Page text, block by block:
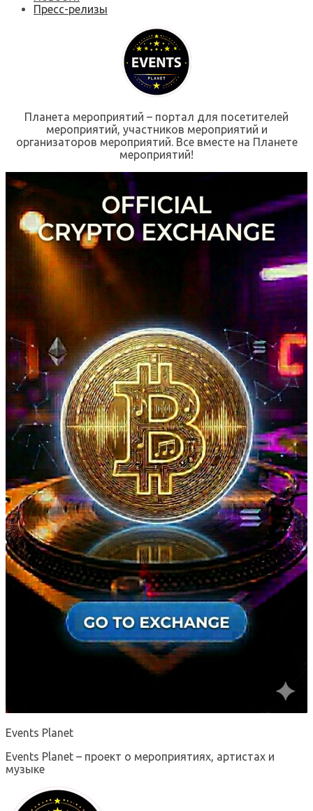
Пресс-релизы
Планета мероприятий – портал для посетителей
мероприятий, участников мероприятий и
организаторов мероприятий. Все вместе на Планете
мероприятий!
Events Planet
Events Planet – проект о мероприятиях, артистах и
музыке